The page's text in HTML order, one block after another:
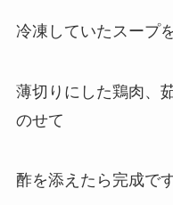
冷凍していたスープ
薄切りにした鶏肉、
のせて
酢を添えたら完成です